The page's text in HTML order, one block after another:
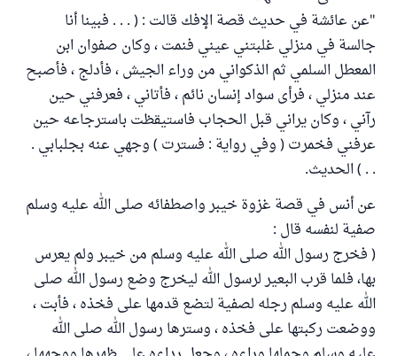
"عن عائشة في حديث قصة الإفك قالت : ( . . . فبينا أنا
جالسة في منزلي غلبتني عيني فنمت ، وكان صفوان ابن
المعطل السلمي ثم الذكواني من وراء الجيش ، فأدلج ، فأصبح
عند منزلي ، فرأى سواد إنسان نائم ، فأتاني ، فعرفني حين
رآني ، وكان يراني قبل الحجاب فاستيقظت باسترجاعه حين
عرفني فخمرت ( وفي رواية : فسترت ) وجهي عنه بجلبابي .
. . ) الحديث.
عن أنس في قصة غزوة خيبر واصطفائه صلى الله عليه وسلم
صفية لنفسه قال :
( فخرج رسول الله صلى الله عليه وسلم من خيبر ولم يعرس
بها، فلما قرب البعير لرسول الله ليخرج وضع رسول الله صلى
الله عليه وسلم رجله لصفية لتضع قدمها على فخذه ، فأبت ،
ووضعت ركبتها على فخذه ، وسترها رسول الله صلى الله